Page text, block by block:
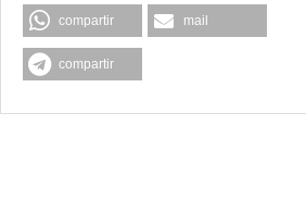
compartir mail
compartir